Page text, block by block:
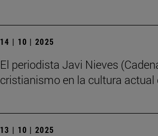
14 | 10 | 2025
El periodista Javi Nieves
cristianismo en la cultura actual
13 | 10 | 2025